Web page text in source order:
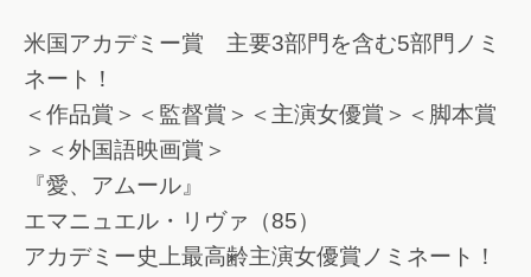
米国アカデミー賞 主要3部門を含む5部門ノミ
ネート！
＜作品賞＞＜監督賞＞＜主演女優賞＞＜脚本賞
＞＜外国語映画賞＞
『愛、アムール』
エマニュエル・リヴァ（85）
アカデミー史上最高齢主演女優賞ノミネート！